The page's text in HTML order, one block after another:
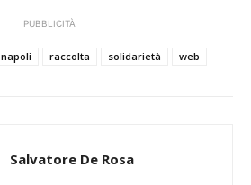
PUBBLICITÀ
napoli raccolta solidarietà web
Salvatore De Rosa